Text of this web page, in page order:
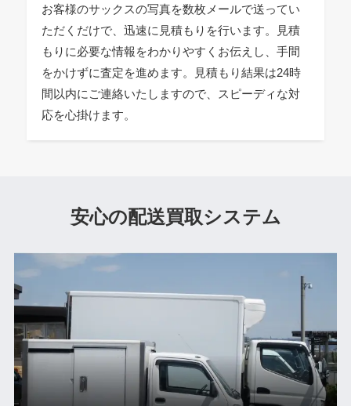
お客様のサックスの写真を数枚メールで送ってい
ただくだけで、迅速に見積もりを行います。見積
もりに必要な情報をわかりやすくお伝えし、手間
をかけずに査定を進めます。見積もり結果は24時
間以内にご連絡いたしますので、スピーディな対
応を心掛けます。
安心の配送買取システム